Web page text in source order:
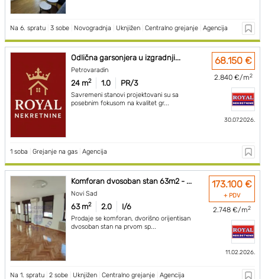
Na 6. spratu 3 sobe Novogradnja Uknjižen Centralno grejanje Agencija
Odlična garsonjera u izgradnji...
Petrovaradin
24 m2 1.0 PR/3
Savremeni stanovi projektovani su sa
posebnim fokusom na kvalitet gr...
68.150 €
2.840 €/m2
30.07.2026.
1 soba Grejanje na gas Agencija
Komforan dvosoban stan 63m2 - ...
Novi Sad
63 m2 2.0 I/6
Prodaje se komforan, dvorišno orijentisan
dvosoban stan na prvom sp...
173.100 €
+ PDV
2.748 €/m2
11.02.2026.
Na 1. spratu 2 sobe Uknjižen Centralno grejanje Agencija